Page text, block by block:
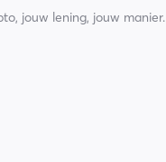
jouw lening, jouw manier.